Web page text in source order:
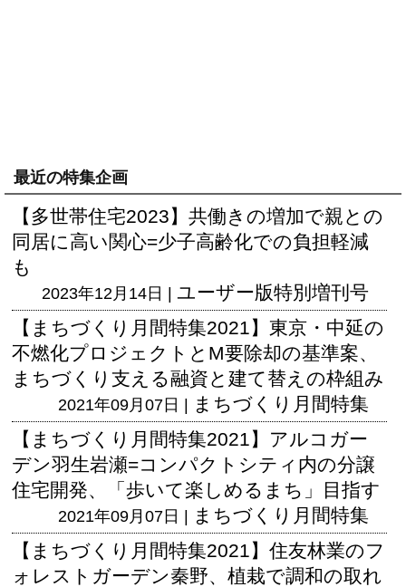
最近の特集企画
【多世帯住宅2023】共働きの増加で親との
同居に高い関心=少子高齢化での負担軽減
も
2023年12月14日 | ユーザー版特別増刊号
【まちづくり月間特集2021】東京・中延の
不燃化プロジェクトとM要除却の基準案、
まちづくり支える融資と建て替えの枠組み
2021年09月07日 | まちづくり月間特集
【まちづくり月間特集2021】アルコガー
デン羽生岩瀬=コンパクトシティ内の分譲
住宅開発、「歩いて楽しめるまち」目指す
2021年09月07日 | まちづくり月間特集
【まちづくり月間特集2021】住友林業のフ
ォレストガーデン秦野、植栽で調和の取れ